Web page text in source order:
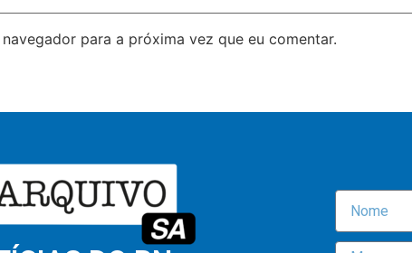
para a próxima vez que eu comentar.